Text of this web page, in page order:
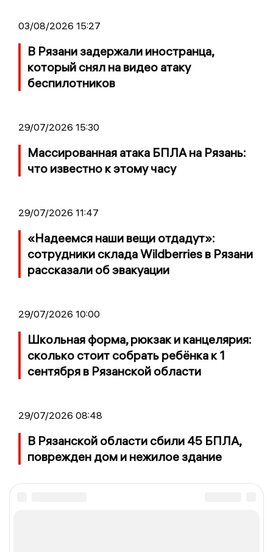
03/08/2026 15:27
В Рязани задержали иностранца,
который снял на видео атаку
беспилотников
29/07/2026 15:30
Массированная атака БПЛА на Рязань:
что известно к этому часу
29/07/2026 11:47
«Надеемся наши вещи отдадут»:
сотрудники склада Wildberries в Рязани
рассказали об эвакуации
29/07/2026 10:00
Школьная форма, рюкзак и канцелярия:
сколько стоит собрать ребёнка к 1
сентября в Рязанской области
29/07/2026 08:48
В Рязанской области сбили 45 БПЛА,
поврежден дом и нежилое здание